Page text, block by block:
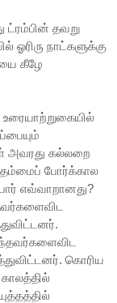
தவறு
ஓரிரு நாட்களுக்கு
கீழே
உரையாற்றுகையில்
அவரது கல்லறை
போர்க்கால
எவ்வாறானது?
கொரிய